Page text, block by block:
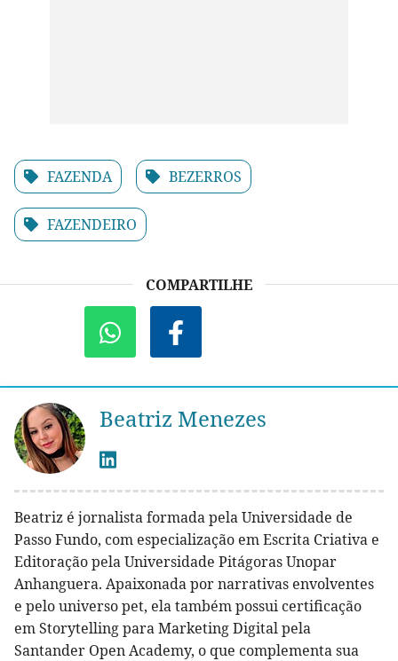
FAZENDA BEZERROS
FAZENDEIRO
COMPARTILHE
Beatriz Menezes
Beatriz é jornalista formada pela Universidade de
Passo Fundo, com especialização em Escrita Criativa e
Editoração pela Universidade Pitágoras Unopar
Anhanguera. Apaixonada por narrativas envolventes
e pelo universo pet, ela também possui certificação
em Storytelling para Marketing Digital pela
Santander Open Academy, o que complementa sua